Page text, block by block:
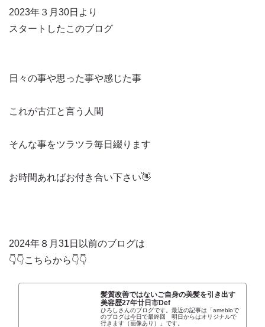
2023年３月30日より
スタートしたこのブログ
日々の事や思った事や感じた事
これが古江と言う人間
そんな事をツラツラ毎日綴ります
お時間あればお付き合い下さい👋
2024年８月31日以前のブログは
👇👇こちらから👇👇
髪質改善ではないご自身の美髪を引き出す
美容歴27年廿日市Def
ひろしさんのブログです。最近の記事は「amebloで
のブログは今日で最終回 明日からはオリジナルで
行きます（画像あり）」です。